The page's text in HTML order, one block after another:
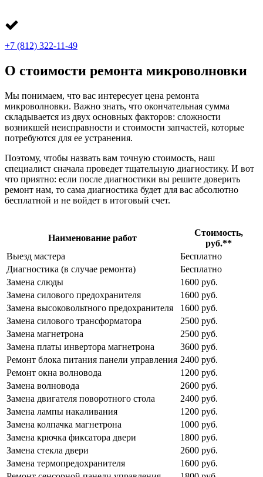
+7 (812) 322-11-49
О стоимости ремонта микроволновки
Мы понимаем, что вас интересует цена ремонта
микроволновки. Важно знать, что окончательная сумма
складывается из двух основных факторов: сложности
возникшей неисправности и стоимости запчастей, которые
потребуются для ее устранения.
Поэтому, чтобы назвать вам точную стоимость, наш
специалист сначала проведет тщательную диагностику. И вот
что приятно: если после диагностики вы решите доверить
ремонт нам, то сама диагностика будет для вас абсолютно
бесплатной и не войдет в итоговый счет.
Наименование работ
Стоимость,
руб.**
Выезд мастера
Бесплатно
Диагностика (в случае ремонта)
Бесплатно
Замена слюды
1600 руб.
Замена силового предохранителя
1600 руб.
Замена высоковольтного предохранителя
1600 руб.
Замена силового трансформатора
2500 руб.
Замена магнетрона
2500 руб.
Замена платы инвертора магнетрона
3600 руб.
Ремонт блока питания панели управления 2400 руб.
Ремонт окна волновода
1200 руб.
Замена волновода
2600 руб.
Замена двигателя поворотного стола
2400 руб.
Замена лампы накаливания
1200 руб.
Замена колпачка магнетрона
1000 руб.
Замена крючка фиксатора двери
1800 руб.
Замена стекла двери
2600 руб.
Замена термопредохранителя
1600 руб.